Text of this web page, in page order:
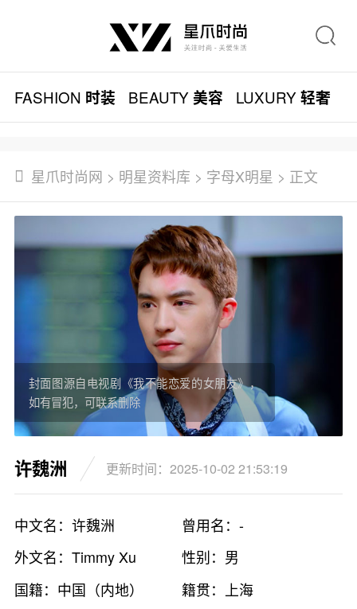
FASHION 时装 BEAUTY美容 LUXURY轻奢
星爪时尚网 > 明星资料库 > 字母X明星 > 正文
封面图源自电视剧《我不能恋爱的女朋友》，
如有冒犯，可联系删除
许魏洲 更新时间：2025-10-02 21:53:19
中文名：许魏洲
曾用名：-
外文名：Timmy Xu
性别：男
国籍：中国（内地）
籍贯：上海